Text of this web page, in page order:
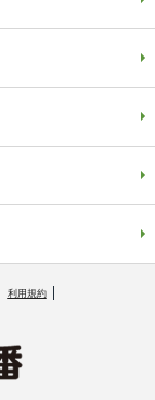
利用規約